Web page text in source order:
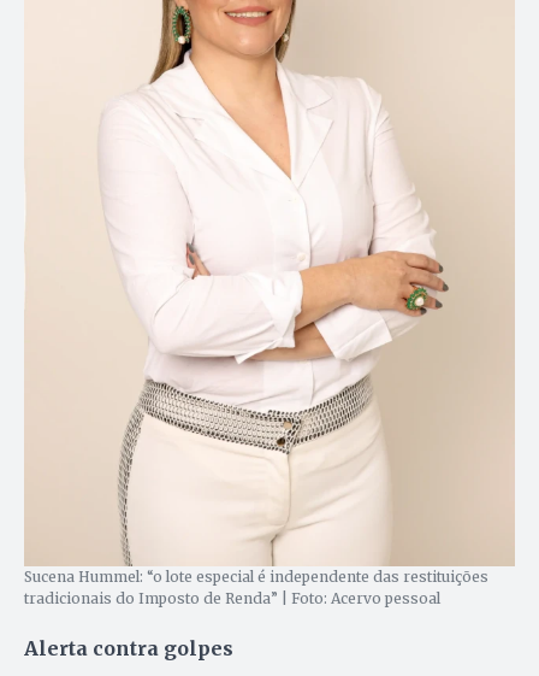
Sucena Hummel: “o lote especial é independente das restituições
tradicionais do Imposto de Renda” | Foto: Acervo pessoal
Alerta contra golpes